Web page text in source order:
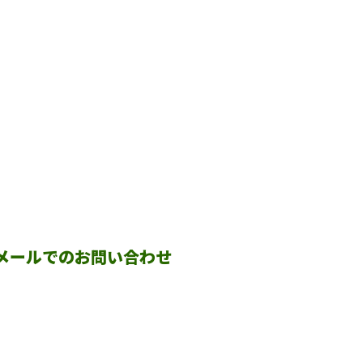
ールでのお問い合わせ